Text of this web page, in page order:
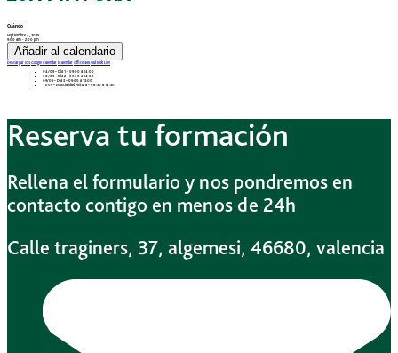
Cuándo
septiembre 4, 2025
9:00 am - 2:00 pm
Añadir al calendario
Descargar ICS Google Calendar iCalendar Office 365 Outlook Live
04/09 – Día 1 – 09:00 a 14:00
08/09 – Día 2 – 09:00 a 14:00
09/09 – Día 3 – 09:00 a 13:00
11/09 – Especialidad Pintura – 08:30 a 14:30
Reserva tu formación
Rellena el formulario y nos pondremos en
contacto contigo en menos de 24h
Calle traginers, 37, algemesi, 46680, valencia